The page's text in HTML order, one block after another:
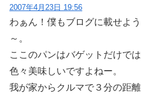
2007年4月23日 19:56
わぁん！僕もブログに載せよ
～。
ここのパンはバゲットだけでは
色々美味しいですよねー。
我が家からクルマで３分の距